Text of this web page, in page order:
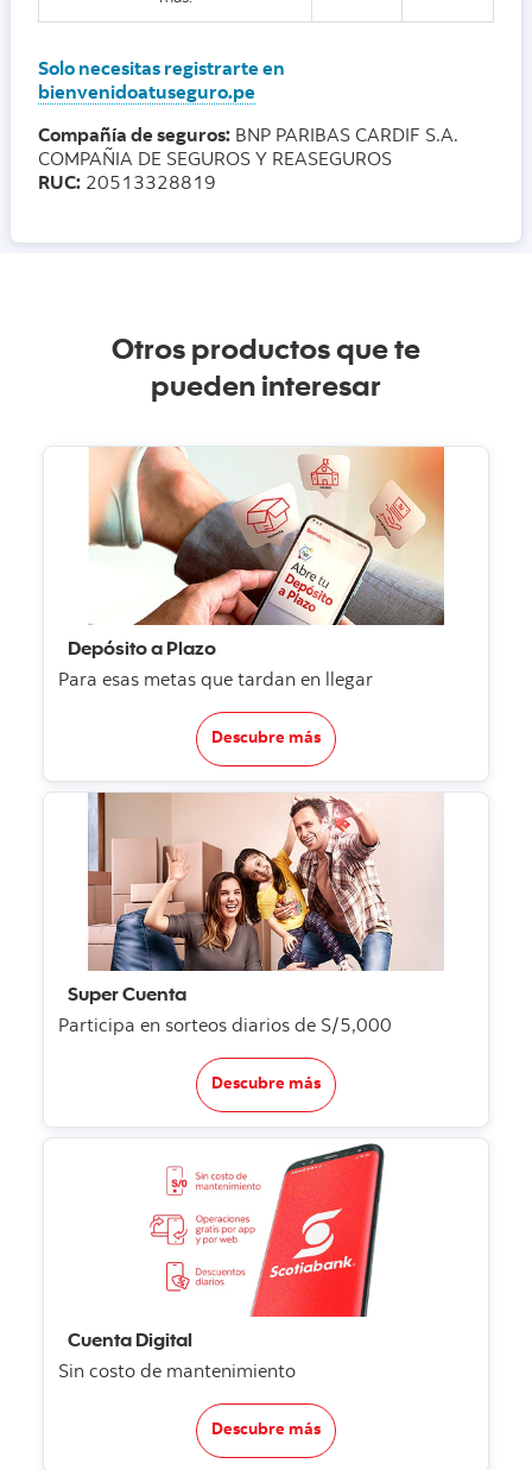
Solo necesitas registrarte en
bienvenidoatuseguro.pe
Compañía de seguros: BNP PARIBAS CARDIF S.A.
COMPAÑIA DE SEGUROS Y REASEGUROS
RUC: 20513328819
Otros productos que te
pueden interesar
Depósito a Plazo
Para esas metas que tardan en llegar
Descubre más
Super Cuenta
Participa en sorteos diarios de S/5,000
Descubre más
Cuenta Digital
Sin costo de mantenimiento
Descubre más